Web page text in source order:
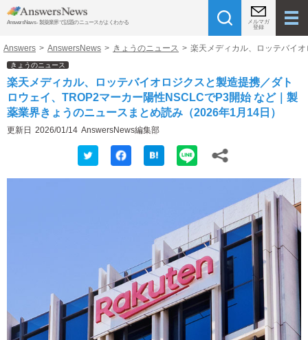
AnswersNews - 製薬業界で話題のニュースがよくわかる
メルマガ
登録
Answers > AnswersNews > きょうのニュース > 楽天メディカル、ロッテバイ
きょうのニュース
楽天メディカル、ロッテバイオロジクスと製造提携／ダト
ロウェイ、TROP2マーカー陽性NSCLCでP3開始 など｜製
薬業界きょうのニュースまとめ読み（2026年1月14日）
更新日 2026/01/14 AnswersNews編集部